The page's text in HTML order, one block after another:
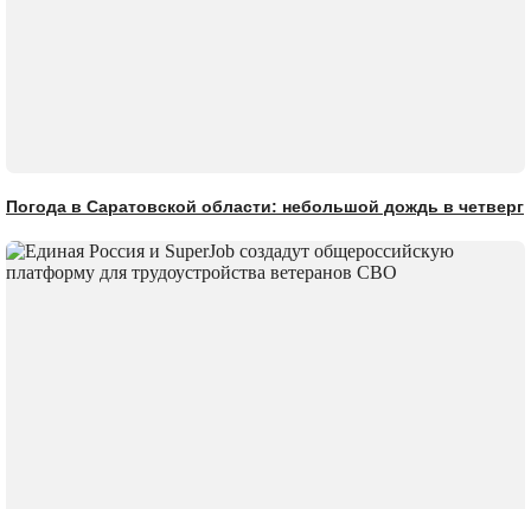
Погода в Саратовской области: небольшой дождь в четверг